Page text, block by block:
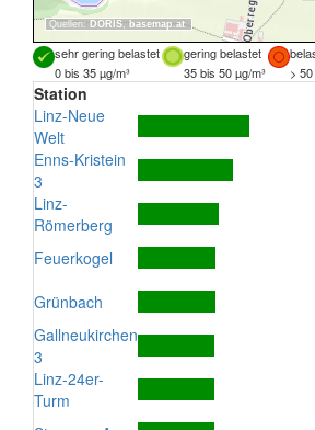
Quellen: DORIS, basemap.at
sehr gering belastet gering belastet
0 bis 35 µg/m³
35 bis 50 µg/m³ >
Station
Linz-Neue
Welt
Enns-Kristein
3
Linz-
Römerberg
Feuerkogel
Grünbach
Gallneukirchen
3
Linz-24er-
Turm